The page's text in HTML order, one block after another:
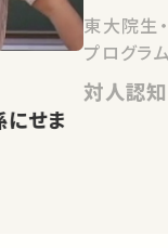
せま
東大院生
プログラ
対人認